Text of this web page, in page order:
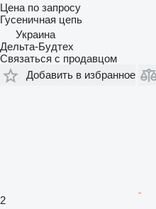
Цена по запросу
Гусеничная цепь
Украина
Дельта-Будтех
Связаться с продавцом
Добавить в избранное
2